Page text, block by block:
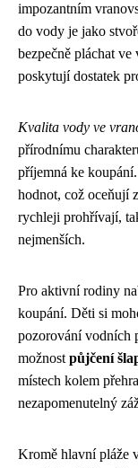
impozantním
do vody je jako
bezpečně pláchat
poskytují dostatek
Kvalita vody ve
přírodnímu
příjemná ke
hodnot, což oceňují
rychleji prohřívají,
nejmenších.
Pro aktivní rodiny
koupání. Děti si
pozorování vodních
možnost půjčení
místech kolem
nezapomenutelný
Kromě hlavní pláže